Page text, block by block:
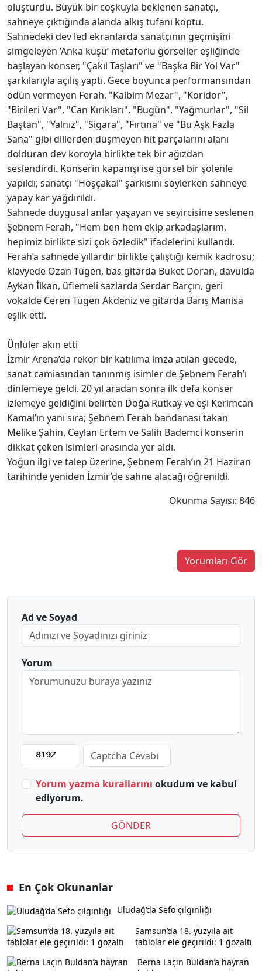
oluşturdu. Büyük bir coşkuyla beklenen sanatçı,
sahneye çıktığında alanda alkış tufanı koptu.
Sahnedeki dev led ekranlarda sanatçının geçmişini
simgeleyen ’Anka kuşu’ metaforlu görseller eşliğinde
başlayan konser, "Çakıl Taşları" ve "Başka Bir Yol Var"
şarkılarıyla açılış yaptı. Gece boyunca performansından
ödün vermeyen Ferah, "Kalbim Mezar", "Koridor",
"Birileri Var", "Can Kırıkları", "Bugün", "Yağmurlar", "Sil
Baştan", "Yalnız", "Sigara", "Fırtına" ve "Bu Aşk Fazla
Sana" gibi dillerden düşmeyen hit parçalarını alanı
dolduran dev koroyla birlikte tek bir ağızdan
seslendirdi. Konserin kapanışı ise görsel bir şölenle
yapıldı; sanatçı "Hoşçakal" şarkısını söylerken sahneye
yapay kar yağdırıldı.
Sahnede duygusal anlar yaşayan ve seyircisine seslenen
Şebnem Ferah, "Hem ben hem ekip arkadaşlarım,
hepimiz birlikte sizi çok özledik" ifadelerini kullandı.
Ferah’a sahnede yıllardır birlikte çalıştığı kemik kadrosu;
klavyede Ozan Tügen, bas gitarda Buket Doran, davulda
Aykan İlkan, üflemeli sazlarda Serdar Barçın, geri
vokalde Ceren Tügen Akdeniz ve gitarda Barış Manisa
eşlik etti.
Ünlüler akın etti
İzmir Arena’da rekor bir katılıma imza atılan gecede,
sanat camiasından tanınmış isimler de Şebnem Ferah’ı
dinlemeye geldi. 20 yıl aradan sonra ilk defa konser
izlemeye geldiğini belirten Doğa Rutkay ve eşi Kerimcan
Kamal’ın yanı sıra; Şebnem Ferah bandanası takan
Melike Şahin, Ceylan Ertem ve Salih Bademci konserin
dikkat çeken isimleri arasında yer aldı.
Yoğun ilgi ve talep üzerine, Şebnem Ferah’ın 21 Haziran
tarihinde yeniden İzmir’de sahne alacağı öğrenildi.
Okunma Sayısı: 846
Yorumları Gör
Ad ve Soyad
Yorum
Yorum yazma kurallarını okudum ve kabul
ediyorum.
GÖNDER
En Çok Okunanlar
Uludağ’da Sefo çılgınlığı
Samsun’da 18. yüzyıla ait
tablolar ele geçirildi: 1 gözaltı
Berna Laçin Buldan’a hayran